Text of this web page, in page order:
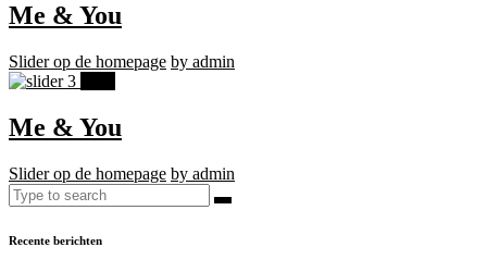
Me & You
Slider op de homepage by admin
Me & You
Slider op de homepage by admin
Recente berichten